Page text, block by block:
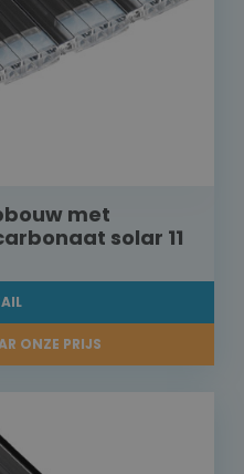
met
solar 11
ONZE PRIJS